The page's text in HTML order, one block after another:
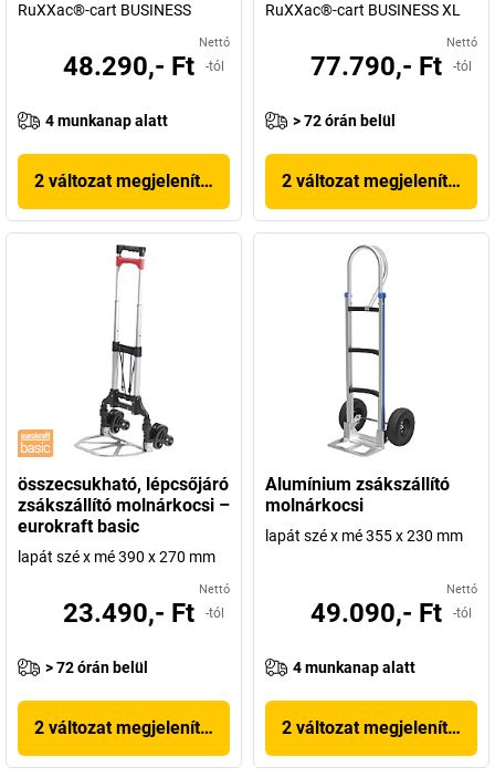
RuXXac®-cart BUSINESS
Nettó
48.290,- Ft -tól
4 munkanap alatt
2 változat megjelenítése
RuXXac®-cart BUSINESS XL
Nettó
77.790,- Ft -tól
> 72 órán belül
2 változat megjelenítése
összecsukható, lépcsőjáró
zsákszállító molnárkocsi –
eurokraft basic
lapát szé x mé 390 x 270 mm
Nettó
23.490,- Ft -tól
> 72 órán belül
2 változat megjelenítése
Alumínium zsákszállító
molnárkocsi
lapát szé x mé 355 x 230 mm
Nettó
49.090,- Ft -tól
4 munkanap alatt
2 változat megjelenítése